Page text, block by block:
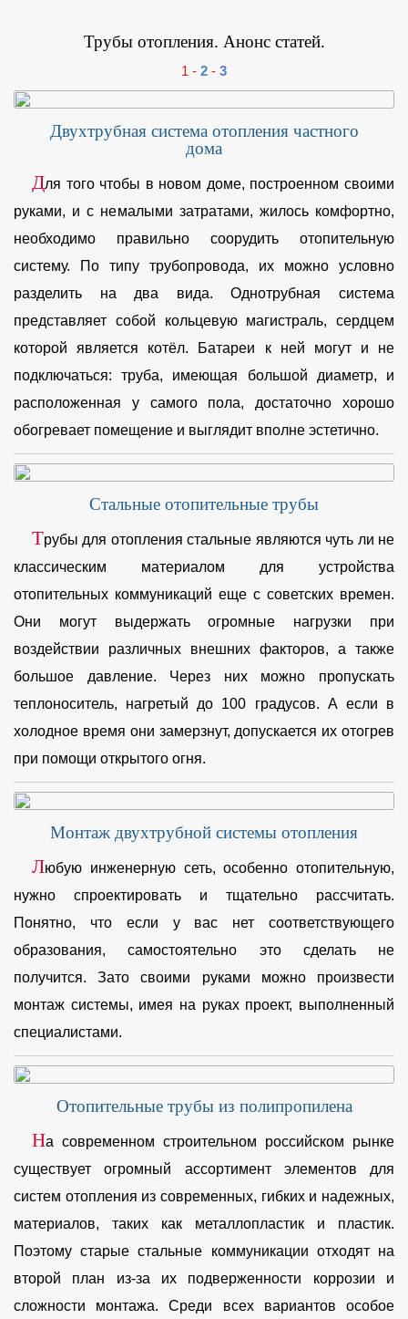
Трубы отопления. Анонс статей.
1 - 2 - 3
Двухтрубная система отопления частного
дома
Для того чтобы в новом доме, построенном своими
руками, и с немалыми затратами, жилось комфортно,
необходимо правильно соорудить отопительную
систему. По типу трубопровода, их можно условно
разделить на два вида. Однотрубная система
представляет собой кольцевую магистраль, сердцем
которой является котёл. Батареи к ней могут и не
подключаться: труба, имеющая большой диаметр, и
расположенная у самого пола, достаточно хорошо
обогревает помещение и выглядит вполне эстетично.
Стальные отопительные трубы
Трубы для отопления стальные являются чуть ли не
классическим материалом для устройства
отопительных коммуникаций еще с советских времен.
Они могут выдержать огромные нагрузки при
воздействии различных внешних факторов, а также
большое давление. Через них можно пропускать
теплоноситель, нагретый до 100 градусов. А если в
холодное время они замерзнут, допускается их отогрев
при помощи открытого огня.
Монтаж двухтрубной системы отопления
Любую инженерную сеть, особенно отопительную,
нужно спроектировать и тщательно рассчитать.
Понятно, что если у вас нет соответствующего
образования, самостоятельно это сделать не
получится. Зато своими руками можно произвести
монтаж системы, имея на руках проект, выполненный
специалистами.
Отопительные трубы из полипропилена
На современном строительном российском рынке
существует огромный ассортимент элементов для
систем отопления из современных, гибких и надежных,
материалов, таких как металлопластик и пластик.
Поэтому старые стальные коммуникации отходят на
второй план из-за их подверженности коррозии и
сложности монтажа. Среди всех вариантов особое